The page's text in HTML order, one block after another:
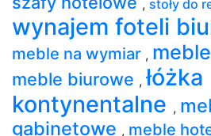
, stoły do
wynajem foteli
meble na wymiar ,
meble biurowe ,łóżka
kontynentalne ,
gabinetowe , meble